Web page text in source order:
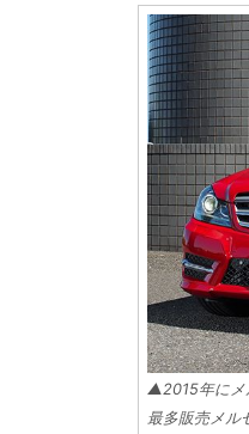
▲2015年にメ
最多販売メル